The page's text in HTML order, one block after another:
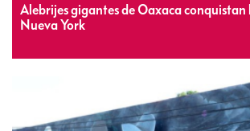
Alebrijes gigantes de Oaxaca conquistan
Nueva York